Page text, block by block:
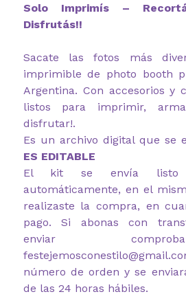
Solo Imprimís –
Disfrutás!!
Sacate las fotos más
imprimible de photo booth
Argentina. Con accesorios y
listos para imprimir,
disfrutar!.
Es un archivo digital que se
ES EDITABLE
El kit se envía listo
automáticamente, en el
realizaste la compra, en
pago. Si abonas con
enviar
número de orden y se
de las 24 horas hábiles.